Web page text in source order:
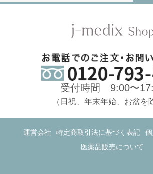
受付時間 9:00〜
（日祝、年末年始、お盆を
運営会社 特定商取引法に基づく表記
医薬品販売について